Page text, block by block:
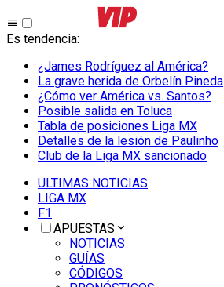
Es tendencia:
¿James Rodríguez al América?
La grave herida de Orbelín Pineda
¿Cómo ver América vs. Santos?
Posible salida en Toluca
Tabla de posiciones Liga MX
Detalles de la lesión de Paulinho
Club de la Liga MX sancionado
ULTIMAS NOTICIAS
LIGA MX
F1
APUESTAS
NOTICIAS
GUÍAS
CÓDIGOS